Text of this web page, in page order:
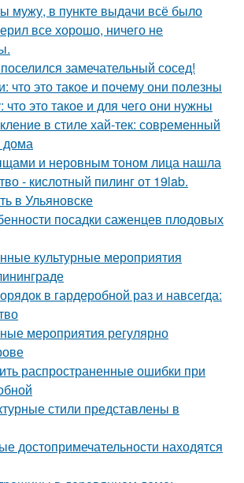
мужу, в пункте выдачи всё было
все хорошо, ничего не
замечательный сосед!
что это такое и почему они полезны
это такое и для чего они нужны
в стиле хай-тек: современный
дома
и неровным тоном лица нашла
- кислотный пилинг от 19lab.
в Ульяновске
посадки саженцев плодовых
культурные мероприятия
в гардеробной раз и навсегда:
мероприятия регулярно
распространенные ошибки при
стили представлены в
достопримечательности находятся